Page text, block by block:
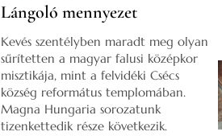
Lángoló mennyezet
Kevés szentélyben maradt meg olyan
sűrítetten a magyar falusi középkor
misztikája, mint a felvidéki Csécs
község református templomában.
Magna Hungaria sorozatunk
tizenkettedik része következik.